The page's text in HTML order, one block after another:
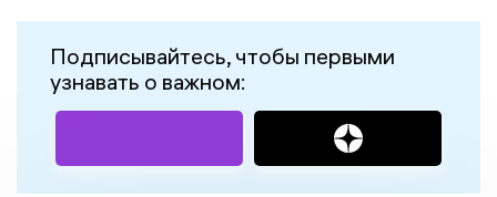
Подписывайтесь, чтобы первыми
узнавать о важном: